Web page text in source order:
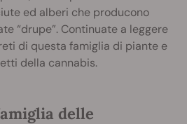
ed alberi che producono
“drupe”. Continuate a leggere
di questa famiglia di piante e
della cannabis.
delle